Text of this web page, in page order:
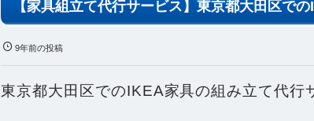
【家具組立て代行サービス】東京都大田区で
9年前の投稿
東京都大田区でのIKEA家具の組み立て代行